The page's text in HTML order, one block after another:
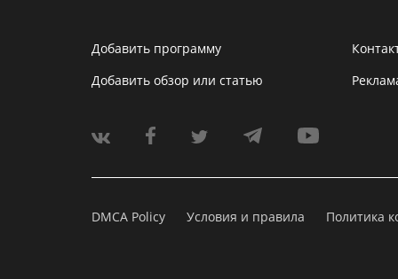
Добавить программу
Добавить обзор или статью
DMCA Policy Условия и правила Политика